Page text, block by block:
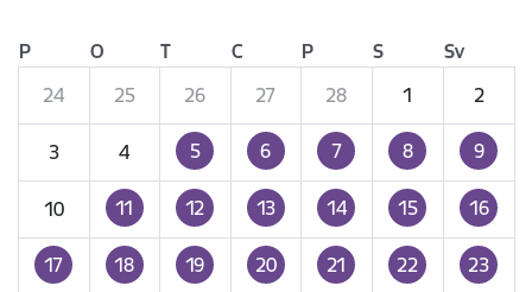
P O T C P S
Sv
24
25 26 27 28 1 2
3 4 5 6 7 8 9
10 11 12 13 14 15 16
17 18 19 20 21 22 23